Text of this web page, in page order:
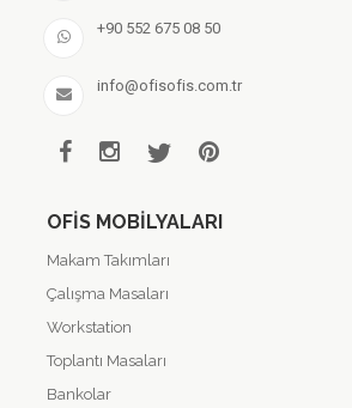
+90 552 675 08 50
info@ofisofis.com.tr
OFIS MOBILYALARI
Makam Takımları
Çalışma Masaları
Workstation
Toplantı Masaları
Bankolar